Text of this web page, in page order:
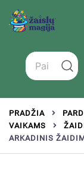
PRADŽIA
VAIKAMS
ARKADINIS